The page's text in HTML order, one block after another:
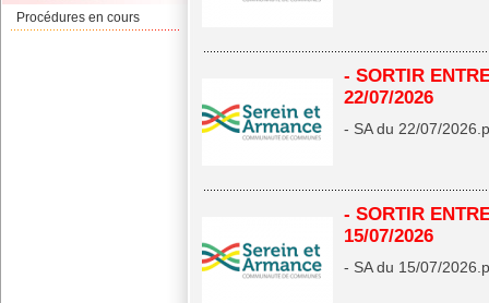
Procédures en cours
- SORTIR
22/07/2026
- SA du 22/07/
- SORTIR
15/07/2026
- SA du 15/07/